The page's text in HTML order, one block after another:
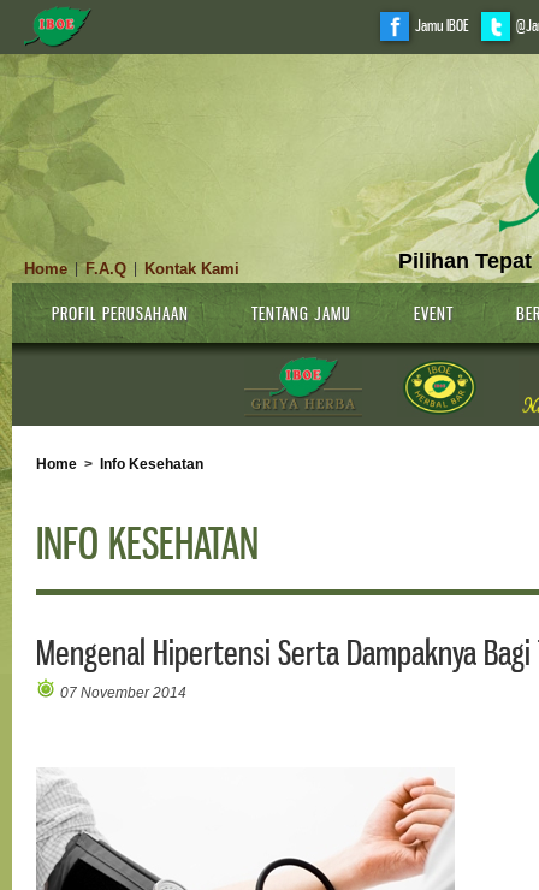
Jamu IBOE
Pilihan Tepat
Home |F.A.Q Kontak Kami
PROFIL PERUSAHAAN TENTANG JAMU EVENT
Home > Info Kesehatan
INFO KESEHATAN
Mengenal Hipertensi Serta Dampaknya Bagi
07 November 2014